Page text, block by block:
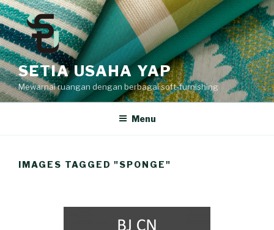
Skip
to
content
SETIA USAHA YAP
Mewarnai ruangan dengan berbagai soft-furnishing
Menu
IMAGES TAGGED "SPONGE"